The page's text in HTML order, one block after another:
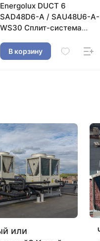
Energolux DUCT 6
SAD48D6-A / SAU48U6-A-
WS30 Сплит-система
В корзину
или